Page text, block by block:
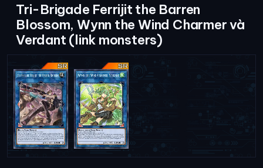
Tri-Brigade Ferrijit the Barren
Blossom, Wynn the Wind Charmer và
Verdant (link monsters)